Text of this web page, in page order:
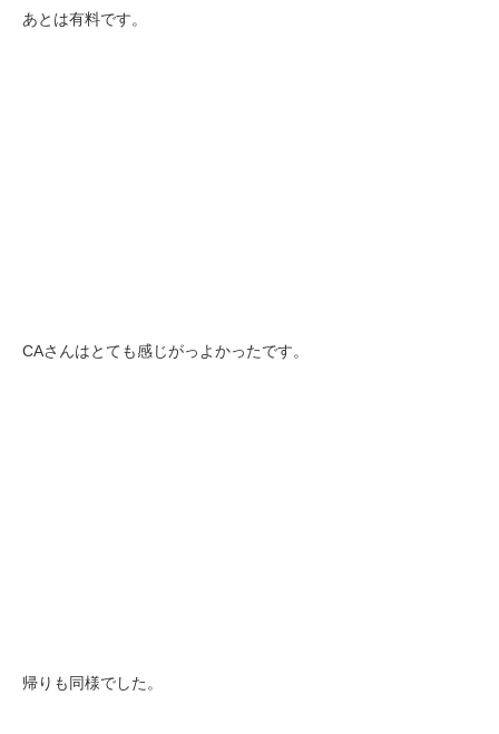
あとは有料です。
CAさんはとても感じがっよかったです。
帰りも同様でした。